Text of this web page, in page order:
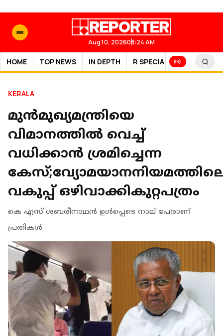
Aug 10, 202608:24 AM
HOME TOP NEWS IN DEPTH R SPECIAL SPORTS
KERALA
മുൻമുഖ്യമന്ത്രിയെ
വിമാനത്തിൽ വെച്ച്
വധിക്കാൻ ശ്രമിച്ചെന്ന
വകുപ്പ് ഒഴിവാക്കികുറ്റപത്രം
കെ എസ് ശബരീനാഥന്‍ ഉള്‍പ്പെടെ നാല് പേരാണ്
പ്രതികള്‍